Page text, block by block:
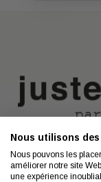
Nous utilisons
Nous pouvons les
améliorer notre site
une expérience
Contact